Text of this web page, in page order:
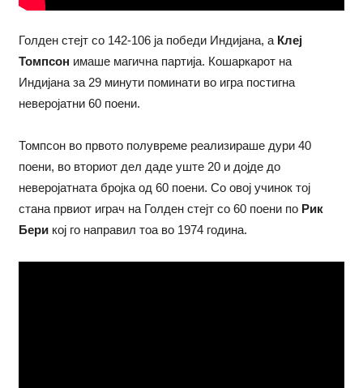
Голден стејт со 142-106 ја победи Индијана, а Клеј
Томпсон имаше магична партија. Кошаркарот на
Индијана за 29 минути поминати во игра постигна
неверојатни 60 поени.
Томпсон во првото полувреме реализираше дури 40
поени, во вториот дел даде уште 20 и дојде до
неверојатната бројка од 60 поени. Со овој учинок тој
стана првиот играч на Голден стејт со 60 поени по Рик
Берикој го направил тоа во 1974 година.